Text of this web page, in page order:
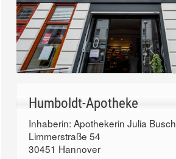
Humboldt-Apotheke
Inhaberin: Apothekerin Julia Busch
Limmerstraße 54
30451 Hannover